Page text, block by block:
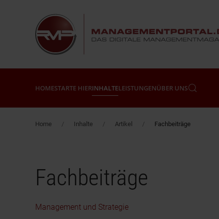
Zum Hauptinhalt springen
HOMESTARTE HIERINHALTELEISTUNGENÜBER UNS
Home Inhalte Artikel Fachbeiträge
Fachbeiträge
Management und Strategie